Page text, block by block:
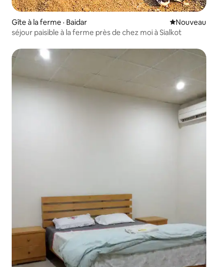
Gîte à la ferme · Baidar Nouvel
Nouveau
séjour paisible à la ferme près de chez moi à Sialkot